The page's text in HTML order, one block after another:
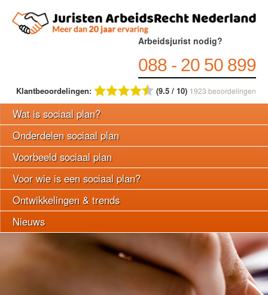
Arbeidsjurist nodig?
088 - 20 50 899
Klantbeoordelingen: (9.5 / 10) 1923 beoordelingen
Wat is sociaal plan?
Onderdelen sociaal plan
Voorbeeld sociaal plan
Voor wie is een sociaal plan?
Ontwikkelingen & trends
Nieuws